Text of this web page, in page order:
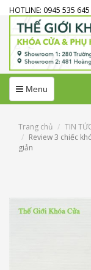
HOTLINE: 0945 535 645
MenuMenu
Trang chủ
TIN
Review 3 chiếc
giản